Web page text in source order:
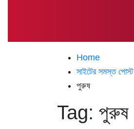
Home
সাইটের সমস্ত পোস্ট
পুরুষ
Tag: পুরুষ